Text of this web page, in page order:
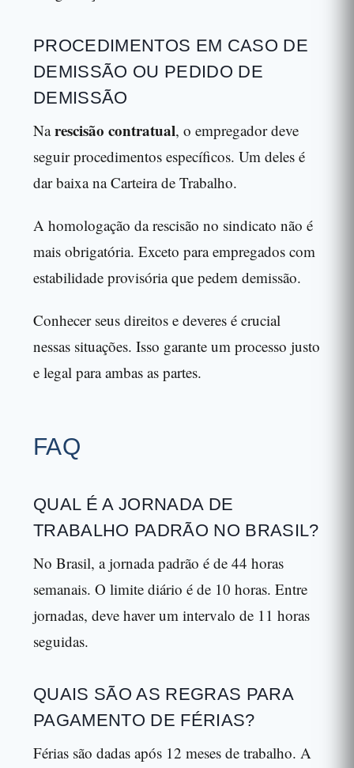
PROCEDIMENTOS EM CASO DE
DEMISSÃO OU PEDIDO DE
DEMISSÃO
Narescisão contratual, o empregador deve
seguir procedimentos específicos. Um deles é
dar baixa na Carteira de Trabalho.
A homologação da rescisão no sindicato não é
mais obrigatória. Exceto para empregados com
estabilidade provisória que pedem demissão.
Conhecer seus direitos e deveres é crucial
nessas situações. Isso garante um processo justo
e legal para ambas as partes.
FAQ
QUAL É A JORNADA DE
TRABALHO PADRÃO NO BRASIL?
No Brasil, a jornada padrão é de 44 horas
semanais. O limite diário é de 10 horas. Entre
jornadas, deve haver um intervalo de 11 horas
seguidas.
QUAIS SÃO AS REGRAS PARA
PAGAMENTO DE FÉRIAS?
Férias são dadas após 12 meses de trabalho. A